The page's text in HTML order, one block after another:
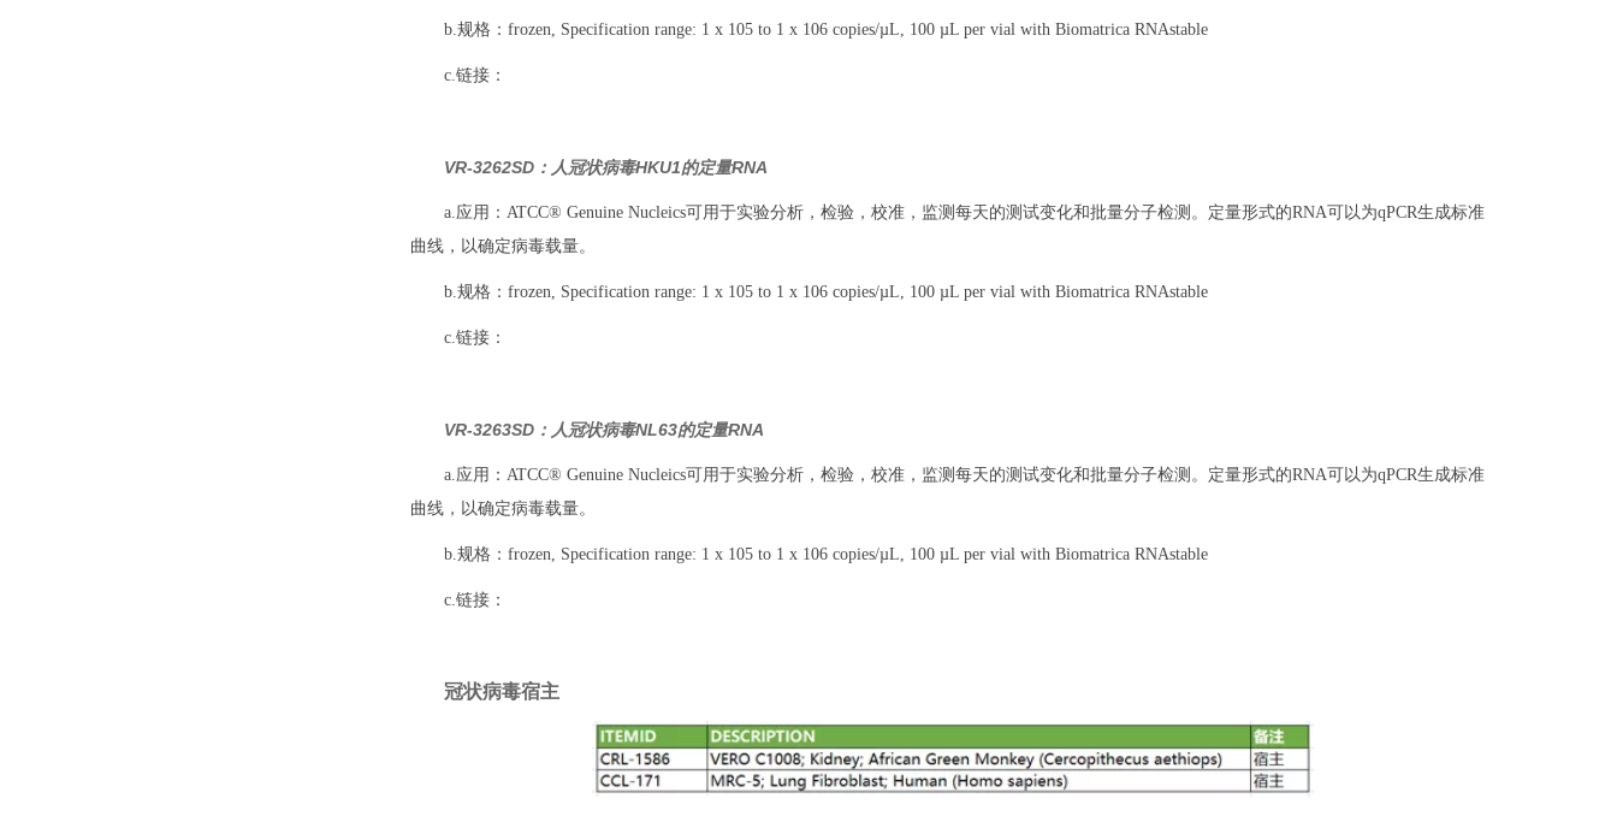
b.规格：frozen, Specification range: 1 x 105 to 1 x 106 copies/µL, 100 µL per vial with Biomatrica RNAstable
c.链接：
VR-3262SD：人冠状病毒HKU1的定量RNA
a.应用：ATCC® Genuine Nucleics可用于实验分析，检验，校准，监测每天的测试变化和批量分子检测。定量形式的RNA可以为qPCR生成标准
曲线，以确定病毒载量。
b.规格：frozen, Specification range: 1 x 105 to 1 x 106 copies/µL, 100 µL per vial with Biomatrica RNAstable
c.链接：
VR-3263SD：人冠状病毒NL63的定量RNA
a.应用：ATCC® Genuine Nucleics可用于实验分析，检验，校准，监测每天的测试变化和批量分子检测。定量形式的RNA可以为qPCR生成标准
曲线，以确定病毒载量。
b.规格：frozen, Specification range: 1 x 105 to 1 x 106 copies/µL, 100 µL per vial with Biomatrica RNAstable
c.链接：
冠状病毒宿主